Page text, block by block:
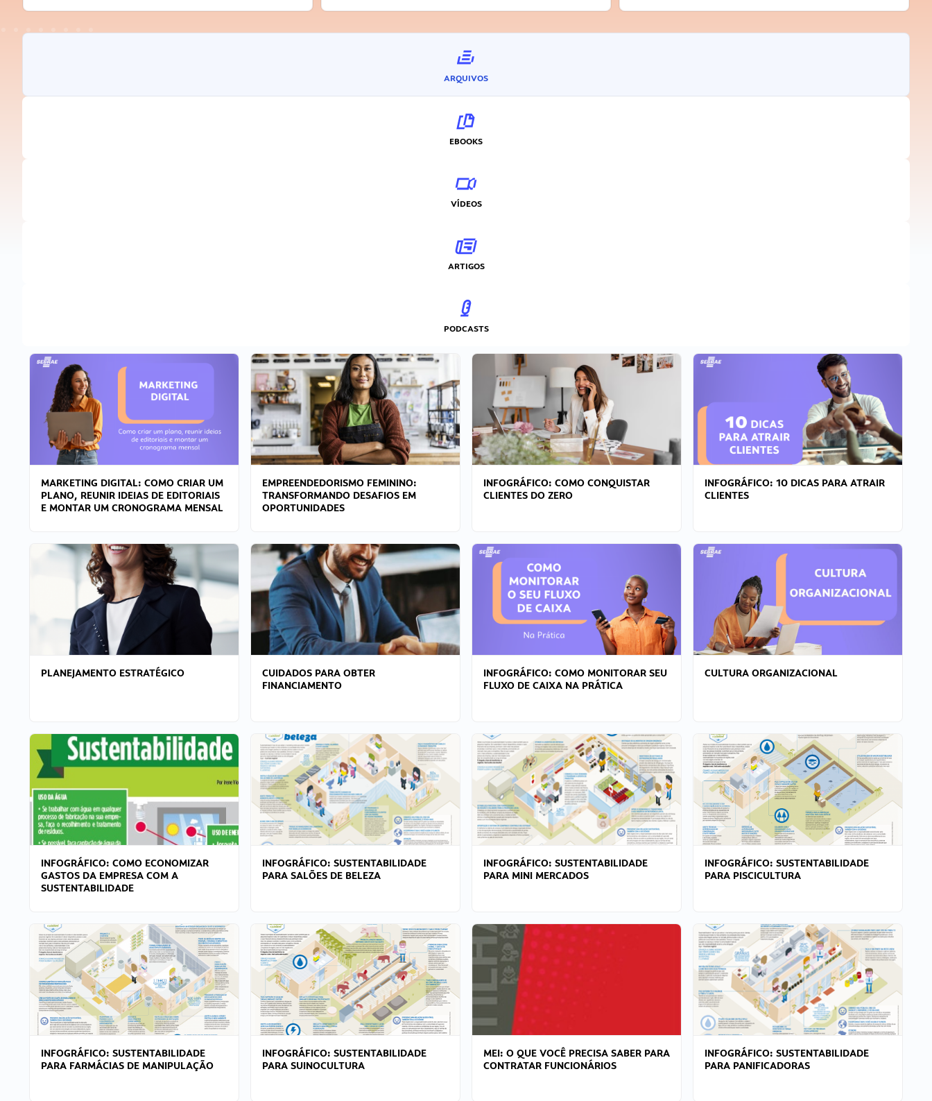
ARQUIVOS
EBOOKS
VÍDEOS
ARTIGOS
PODCASTS
MARKETING DIGITAL: COMO CRIAR UM
PLANO, REUNIR IDEIAS DE EDITORIAIS
E MONTAR UM CRONOGRAMA MENSAL
EMPREENDEDORISMO FEMININO:
TRANSFORMANDO DESAFIOS EM
OPORTUNIDADES
INFOGRÁFICO: COMO CONQUISTAR
CLIENTES DO ZERO
INFOGRÁFICO: 10 DICAS PARA ATRAIR
CLIENTES
PLANEJAMENTO ESTRATÉGICO
CUIDADOS PARA OBTER
FINANCIAMENTO
INFOGRÁFICO: COMO MONITORAR SEU
FLUXO DE CAIXA NA PRÁTICA
CULTURA ORGANIZACIONAL
INFOGRÁFICO: COMO ECONOMIZAR
GASTOS DA EMPRESA COM A
SUSTENTABILIDADE
INFOGRÁFICO: SUSTENTABILIDADE
PARA SALÕES DE BELEZA
INFOGRÁFICO: SUSTENTABILIDADE
PARA MINI MERCADOS
INFOGRÁFICO: SUSTENTABILIDADE
PARA PISCICULTURA
INFOGRÁFICO: SUSTENTABILIDADE
PARA FARMÁCIAS DE MANIPULAÇÃO
INFOGRÁFICO: SUSTENTABILIDADE
PARA SUINOCULTURA
MEI: O QUE VOCÊ PRECISA SABER PARA
CONTRATAR FUNCIONÁRIOS
INFOGRÁFICO: SUSTENTABILIDADE
PARA PANIFICADORAS